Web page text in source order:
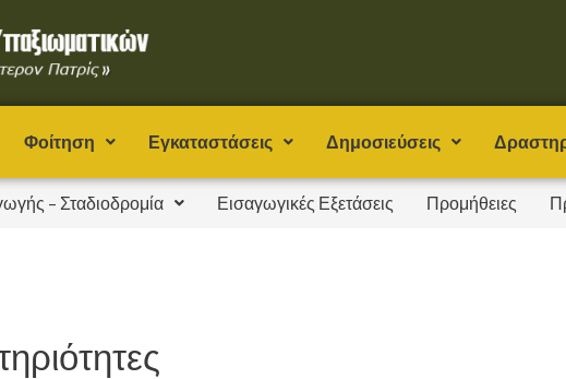
Φοίτηση Εγκαταστάσεις Δημοσιεύσεις
– Σταδιοδρομία Εισαγωγικές Εξετάσεις Προμήθειες